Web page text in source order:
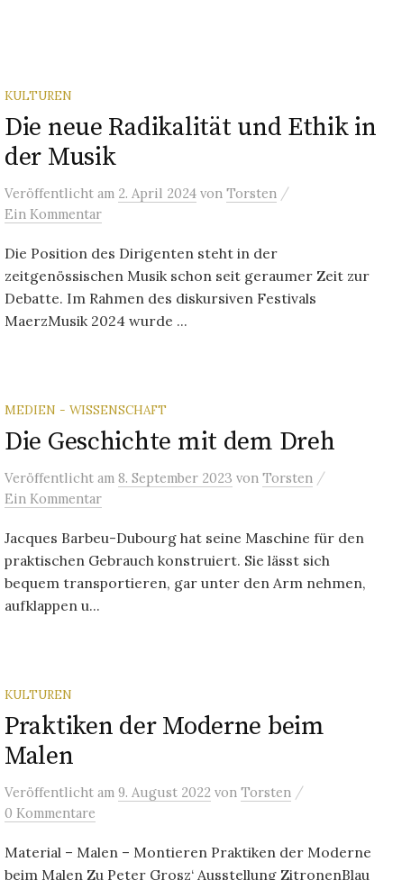
KULTUREN
Die neue Radikalität und Ethik in
der Musik
Veröffentlicht am 2. April 2024 von Torsten /
Ein Kommentar
Die Position des Dirigenten steht in der
zeitgenössischen Musik schon seit geraumer Zeit zur
Debatte. Im Rahmen des diskursiven Festivals
MaerzMusik 2024 wurde ...
MEDIEN - WISSENSCHAFT
Die Geschichte mit dem Dreh
Veröffentlicht am 8. September 2023 von Torsten /
Ein Kommentar
Jacques Barbeu-Dubourg hat seine Maschine für den
praktischen Gebrauch konstruiert. Sie lässt sich
bequem transportieren, gar unter den Arm nehmen,
aufklappen u...
KULTUREN
Praktiken der Moderne beim
Malen
Veröffentlicht am 9. August 2022 von Torsten /
0 Kommentare
Material – Malen – Montieren Praktiken der Moderne
beim Malen Zu Peter Grosz‘ Ausstellung ZitronenBlau